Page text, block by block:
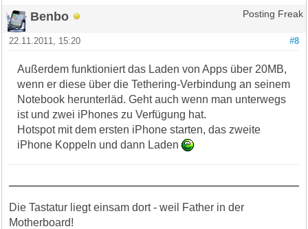
Benbo Posting Freak
#8
22.11.2011, 15:20
Außerdem funktioniert das Laden von Apps über 20MB,
wenn er diese über die Tethering-Verbindung an seinem
Notebook herunterläd. Geht auch wenn man unterwegs
ist und zwei iPhones zu Verfügung hat.
Hotspot mit dem ersten iPhone starten, das zweite
iPhone Koppeln und dann Laden
Die Tastatur liegt einsam dort - weil Father in der
Motherboard!